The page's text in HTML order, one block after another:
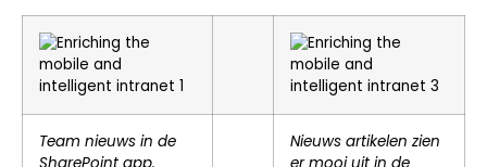
Team nieuws in de
Nieuws artikelen zien